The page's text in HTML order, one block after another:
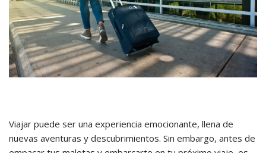
Viajar puede ser una experiencia emocionante, llena de
nuevas aventuras y descubrimientos. Sin embargo, antes de